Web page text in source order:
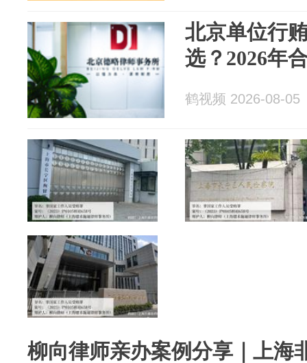
北京单位行
选？2026年
鹤视频 2026-08-05
柳向律师亲办案例分享｜上海